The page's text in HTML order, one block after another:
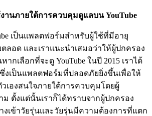
านภายใต้การควบคุมดูแลบน YouTube
เป็นแพลตฟอร์มสำหรับผู้ใช้ที่มีอายุ
ลอด และเราแนะนำเสมอว่าให้ผู้ปกครอง
กเลือกที่จะดู YouTube ในปี 2015 เราได้
ซึ่งเป็นแพลตฟอร์มที่ปลอดภัยยิ่งขึ้นเพื่อให้
วเองสนใจภายใต้การควบคุมโดยผู้
ม ตั้งแต่นั้นเราก็ได้ทราบจากผู้ปกครอง
งเข้าวัยรุ่นและวัยรุ่นมีความต้องการที่แตก